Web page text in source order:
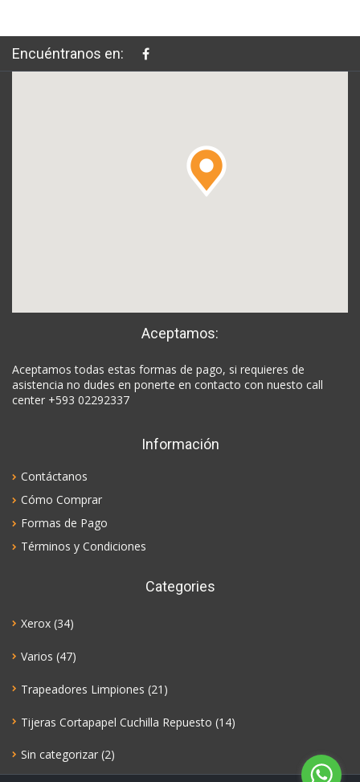
Encuéntranos en:
Aceptamos:
Aceptamos todas estas formas de pago, si requieres de
asistencia no dudes en ponerte en contacto con nuesto call
center +593 02292337
Información
Contáctanos
Cómo Comprar
Formas de Pago
Términos y Condiciones
Categories
Xerox (34)
Varios (47)
Trapeadores Limpiones (21)
Tijeras Cortapapel Cuchilla Repuesto (14)
Sin categorizar (2)